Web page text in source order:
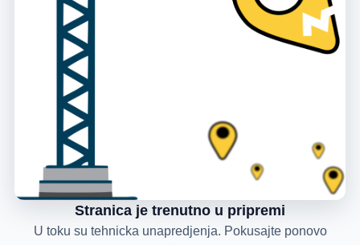
Stranica je trenutno u pripremi
U toku su tehnicka unapredjenja. Pokusajte ponovo